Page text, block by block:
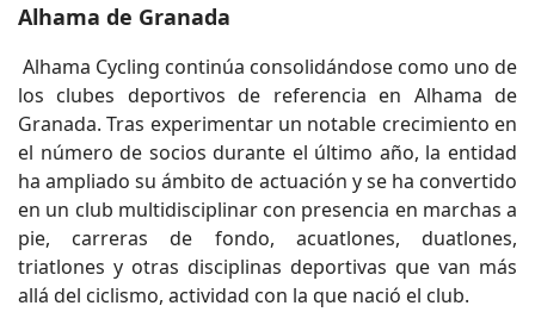
Alhama de Granada
Alhama Cycling continúa consolidándose como uno de
los clubes deportivos de referencia en Alhama de
Granada. Tras experimentar un notable crecimiento en
el número de socios durante el último año, la entidad
ha ampliado su ámbito de actuación y se ha convertido
en un club multidisciplinar con presencia en marchas a
pie, carreras de fondo, acuatlones, duatlones,
triatlones y otras disciplinas deportivas que van más
allá del ciclismo, actividad con la que nació el club.